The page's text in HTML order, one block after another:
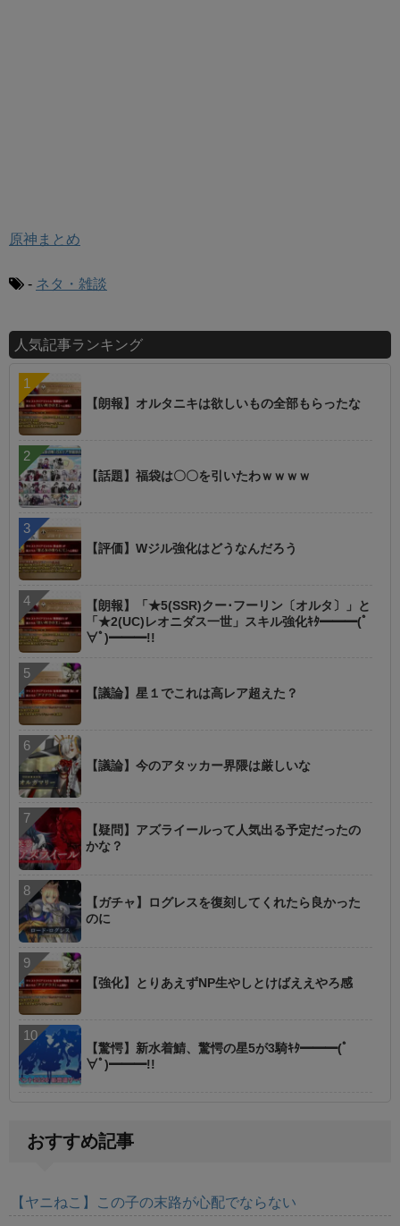
原神まとめ
- ネタ・雑談
人気記事ランキング
【朗報】オルタニキは欲しいもの全部もらったな
【話題】福袋は〇〇を引いたわｗｗｗｗ
【評価】Wジル強化はどうなんだろう
【朗報】「★5(SSR)クー･フーリン〔オルタ〕」と
「★2(UC)レオニダス一世」スキル強化ｷﾀ━━━(ﾟ
∀ﾟ)━━━!!
【議論】星１でこれは高レア超えた？
【議論】今のアタッカー界隈は厳しいな
【疑問】アズライールって人気出る予定だったの
かな？
【ガチャ】ログレスを復刻してくれたら良かった
のに
【強化】とりあえずNP生やしとけばええやろ感
【驚愕】新水着鯖、驚愕の星5が3騎ｷﾀ━━━(ﾟ
∀ﾟ)━━━!!
おすすめ記事
【ヤニねこ】この子の末路が心配でならない